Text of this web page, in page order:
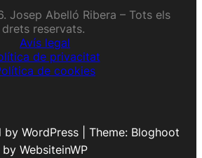
Josep Abelló Ribera – Tots els
drets reservats.
Avís legal
de privacitat
de cookies
by WordPress | Theme: Bloghoot
by WebsiteinWP